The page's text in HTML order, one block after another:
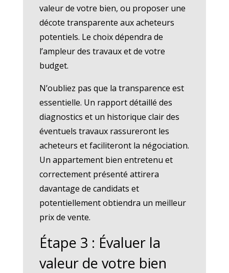
valeur de votre bien, ou proposer une
décote transparente aux acheteurs
potentiels. Le choix dépendra de
l’ampleur des travaux et de votre
budget.
N’oubliez pas que la transparence est
essentielle. Un rapport détaillé des
diagnostics et un historique clair des
éventuels travaux rassureront les
acheteurs et faciliteront la négociation.
Un appartement bien entretenu et
correctement présenté attirera
davantage de candidats et
potentiellement obtiendra un meilleur
prix de vente.
Étape 3 : Évaluer la
valeur de votre bien